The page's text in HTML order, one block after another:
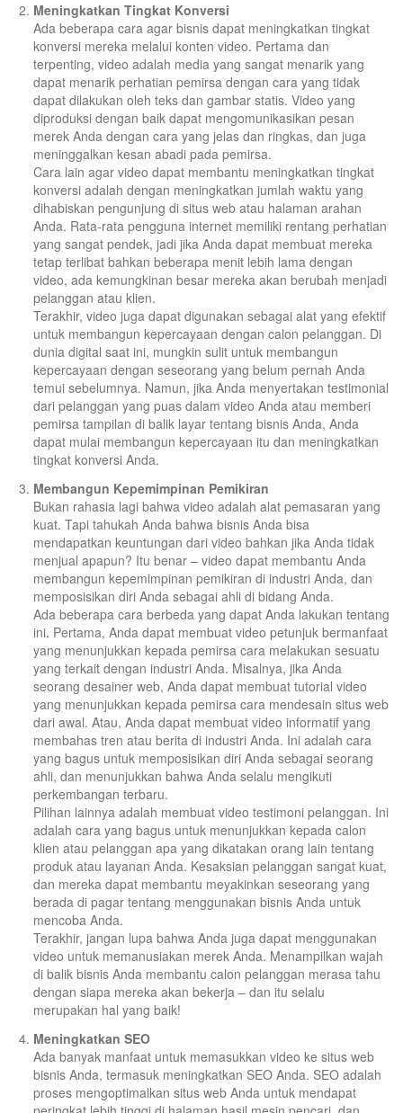
Meningkatkan Tingkat Konversi
Ada beberapa cara agar bisnis dapat meningkatkan tingkat
konversi mereka melalui konten video. Pertama dan
terpenting, video adalah media yang sangat menarik yang
dapat menarik perhatian pemirsa dengan cara yang tidak
dapat dilakukan oleh teks dan gambar statis. Video yang
diproduksi dengan baik dapat mengomunikasikan pesan
merek Anda dengan cara yang jelas dan ringkas, dan juga
meninggalkan kesan abadi pada pemirsa.
Cara lain agar video dapat membantu meningkatkan tingkat
konversi adalah dengan meningkatkan jumlah waktu yang
dihabiskan pengunjung di situs web atau halaman arahan
Anda. Rata-rata pengguna internet memiliki rentang perhatian
yang sangat pendek, jadi jika Anda dapat membuat mereka
tetap terlibat bahkan beberapa menit lebih lama dengan
video, ada kemungkinan besar mereka akan berubah menjadi
pelanggan atau klien.
Terakhir, video juga dapat digunakan sebagai alat yang efektif
untuk membangun kepercayaan dengan calon pelanggan. Di
dunia digital saat ini, mungkin sulit untuk membangun
kepercayaan dengan seseorang yang belum pernah Anda
temui sebelumnya. Namun, jika Anda menyertakan testimonial
dari pelanggan yang puas dalam video Anda atau memberi
pemirsa tampilan di balik layar tentang bisnis Anda, Anda
dapat mulai membangun kepercayaan itu dan meningkatkan
tingkat konversi Anda.
Membangun Kepemimpinan Pemikiran
Bukan rahasia lagi bahwa video adalah alat pemasaran yang
kuat. Tapi tahukah Anda bahwa bisnis Anda bisa
mendapatkan keuntungan dari video bahkan jika Anda tidak
menjual apapun? Itu benar – video dapat membantu Anda
membangun kepemimpinan pemikiran di industri Anda, dan
memposisikan diri Anda sebagai ahli di bidang Anda.
Ada beberapa cara berbeda yang dapat Anda lakukan tentang
ini. Pertama, Anda dapat membuat video petunjuk bermanfaat
yang menunjukkan kepada pemirsa cara melakukan sesuatu
yang terkait dengan industri Anda. Misalnya, jika Anda
seorang desainer web, Anda dapat membuat tutorial video
yang menunjukkan kepada pemirsa cara mendesain situs web
dari awal. Atau, Anda dapat membuat video informatif yang
membahas tren atau berita di industri Anda. Ini adalah cara
yang bagus untuk memposisikan diri Anda sebagai seorang
ahli, dan menunjukkan bahwa Anda selalu mengikuti
perkembangan terbaru.
Pilihan lainnya adalah membuat video testimoni pelanggan. Ini
adalah cara yang bagus untuk menunjukkan kepada calon
klien atau pelanggan apa yang dikatakan orang lain tentang
produk atau layanan Anda. Kesaksian pelanggan sangat kuat,
dan mereka dapat membantu meyakinkan seseorang yang
berada di pagar tentang menggunakan bisnis Anda untuk
mencoba Anda.
Terakhir, jangan lupa bahwa Anda juga dapat menggunakan
video untuk memanusiakan merek Anda. Menampilkan wajah
di balik bisnis Anda membantu calon pelanggan merasa tahu
dengan siapa mereka akan bekerja – dan itu selalu
merupakan hal yang baik!
Meningkatkan SEO
Ada banyak manfaat untuk memasukkan video ke situs web
bisnis Anda, termasuk meningkatkan SEO Anda. SEO adalah
proses mengoptimalkan situs web Anda untuk mendapat